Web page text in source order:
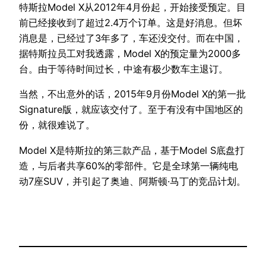
特斯拉Model X从2012年4月份起，开始接受预定。目
前已经接收到了超过2.4万个订单。这是好消息。但坏
消息是，已经过了3年多了，车还没交付。而在中国，
据特斯拉员工对我透露，Model X的预定量为2000多
台。由于等待时间过长，中途有极少数车主退订。
当然，不出意外的话，2015年9月份Model X的第一批
Signature版，就应该交付了。至于有没有中国地区的
份，就很难说了。
Model X是特斯拉的第三款产品，基于Model S底盘打
造，与后者共享60%的零部件。它是全球第一辆纯电
动7座SUV，并引起了奥迪、阿斯顿·马丁的竞品计划。